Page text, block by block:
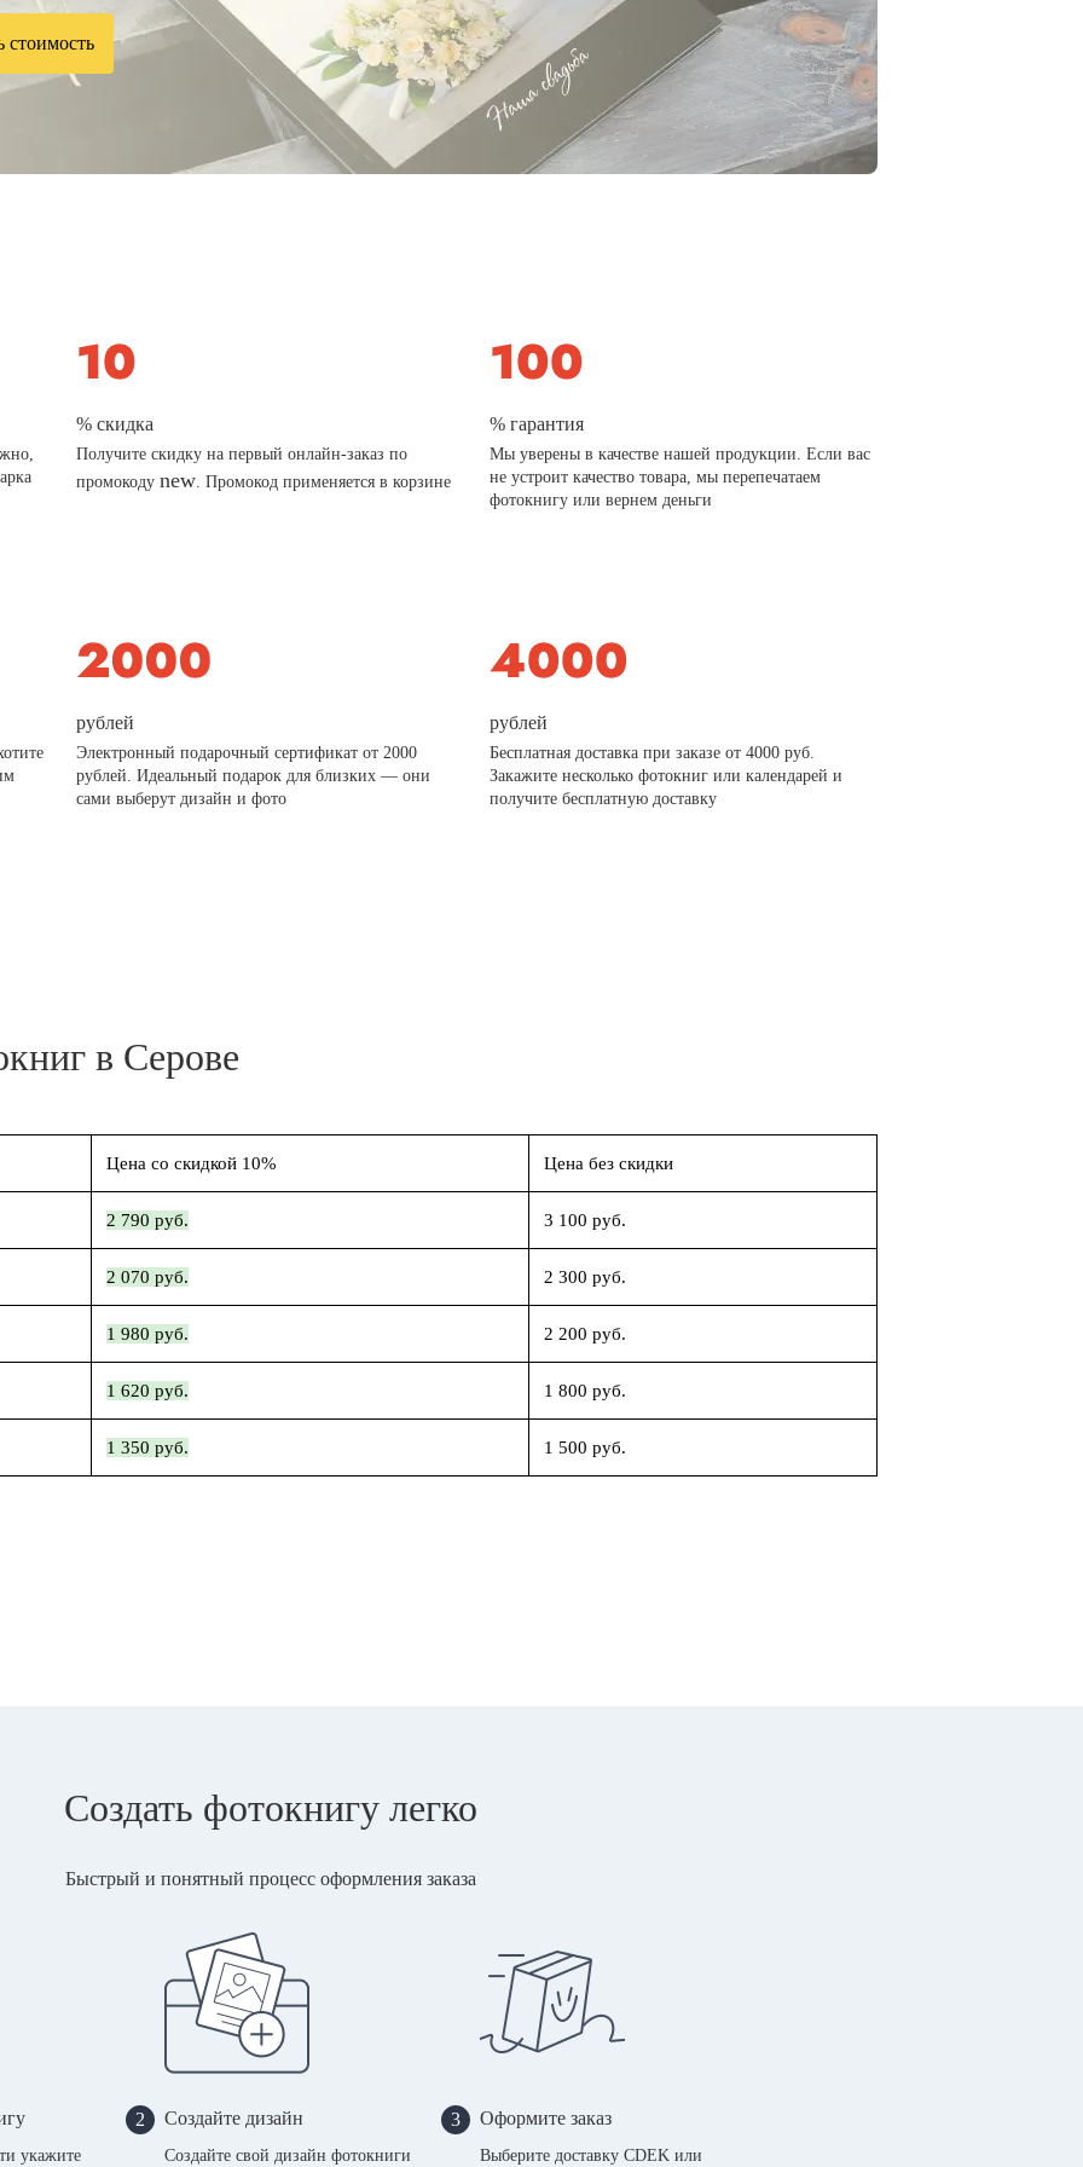
стоимость
% скидка
Получите скидку на первый онлайн-заказ по
промокодуnew . Промокод применяется в корзине
% гарантия
Мы уверены в качестве нашей продукции. Если вас
не устроит качество товара, мы перепечатаем
фотокнигу или вернем деньги
рублей
Электронный подарочный сертификат от 2000
рублей. Идеальный подарок для близких — они
сами выберут дизайн и фото
рублей
Бесплатная доставка при заказе от 4000 руб.
Закажите несколько фотокниг или календарей и
получите бесплатную доставку
в Серове
Цена со скидкой 10% Цена без скидки
2 790 руб. 3 100 руб.
2 070 руб. 2 300 руб.
1 980 руб. 2 200 руб.
1 620 руб. 1 800 руб.
1 350 руб. 1 500 руб.
Создать фотокнигу легко
Быстрый и понятный процесс оформления заказа
укажите
2 Создайте дизайн
Создайте свой дизайн фотокниги
3 Оформите заказ
Выберите доставку CDEK или